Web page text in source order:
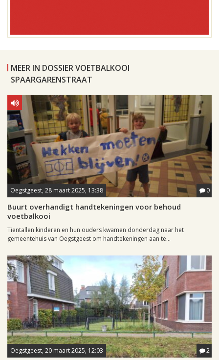
MEER IN DOSSIER VOETBALKOOI
SPAARGARENSTRAAT
Oegstgeest, 28 maart 2025, 13:38 0
Buurt overhandigt handtekeningen voor behoud
voetbalkooi
Tientallen kinderen en hun ouders kwamen donderdag naar het
gemeentehuis van Oegstgeest om handtekeningen aan te...
Oegstgeest, 20 maart 2025, 12:03 2